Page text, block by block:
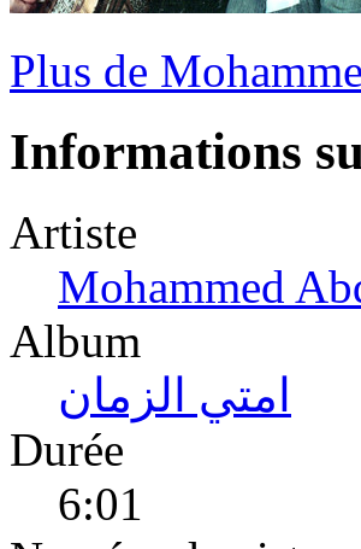
Plus de
Informations
Artiste
Mohammed
Album
امتي الزمان
Durée
6:01